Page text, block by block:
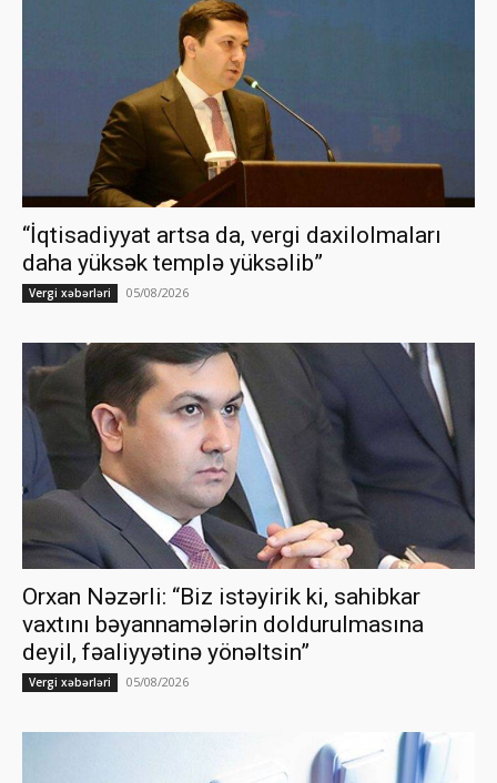
“İqtisadiyyat artsa da, vergi daxilolmaları
daha yüksək templə yüksəlib”
Vergi xəbərləri 05/08/2026
Orxan Nəzərli: “Biz istəyirik ki, sahibkar
vaxtını bəyannamələrin doldurulmasına
deyil, fəaliyyətinə yönəltsin”
Vergi xəbərləri 05/08/2026